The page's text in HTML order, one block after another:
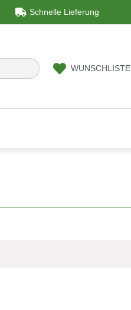
Schnelle Lieferung
WUNSCHLISTE